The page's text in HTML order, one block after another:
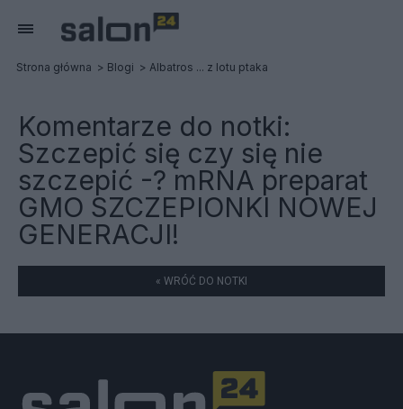
Strona główna Blogi Albatros ... z lotu ptaka
Komentarze do notki:
Szczepić się czy się nie
szczepić -? mRNA preparat
GMO SZCZEPIONKI NOWEJ
GENERACJI!
« WRÓĆ DO NOTKI